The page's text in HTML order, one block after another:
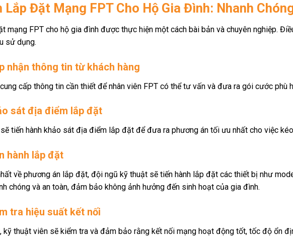
Lắp Đặt Mạng FPT Cho Hộ Gia Đình: Nhanh
mạng FPT cho hộ gia đình được thực hiện một cách bài bản và chuyên nghiệp.
sử dụng.
nhận thông tin từ khách hàng
cấp thông tin cần thiết để nhân viên FPT có thể tư vấn và đưa ra gói cước phù
sát địa điểm lắp đặt
sẽ tiến hành khảo sát địa điểm lắp đặt để đưa ra phương án tối ưu nhất cho việc
hành lắp đặt
về phương án lắp đặt, đội ngũ kỹ thuật sẽ tiến hành lắp đặt các thiết bị như
chóng và an toàn, đảm bảo không ảnh hưởng đến sinh hoạt của gia đình.
tra hiệu suất kết nối
kỹ thuật viên sẽ kiểm tra và đảm bảo rằng kết nối mạng hoạt động tốt, tốc độ ổn